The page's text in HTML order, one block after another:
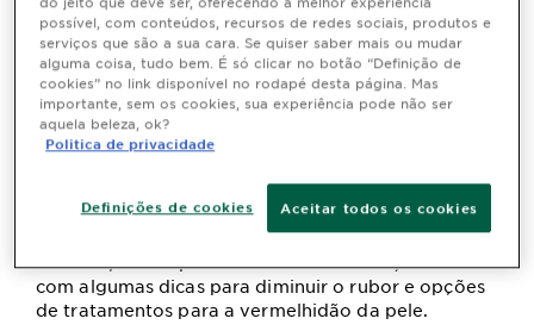
Avermelhidão na pele, também chamada de rubor
ocorre em peles mais sensibilizadas, durante
atividades simples no dia a dia, como a execução
de atividades físicas, exposição solar, contato com
o vapor de pratos de comida ou até mesmo o
Para que você entenda melhor o porque ocorre
essa vermelhidão da pele, a Garnier reuniu algumas
informações de possíveis causas e ainda, te auxilia
com algumas dicas para diminuir o rubor e opções
de tratamentos para a vermelhidão da pele.
possível, com conteúdos, recursos de redes sociais, produtos e
serviços que são a sua cara. Se quiser saber mais ou mudar
alguma coisa, tudo bem. É só clicar no botão “Definição de
cookies” no link disponível no rodapé desta página. Mas
importante, sem os cookies, sua experiência pode não ser
aquela beleza, ok?
Politica de privacidade
Definições de cookies Aceitar todos os cookies